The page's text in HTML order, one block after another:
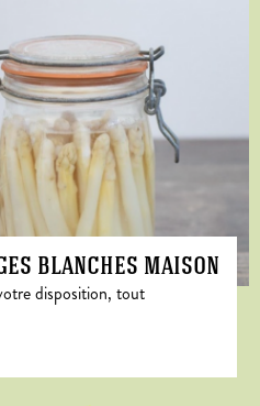
blanches maison
disposition, tout